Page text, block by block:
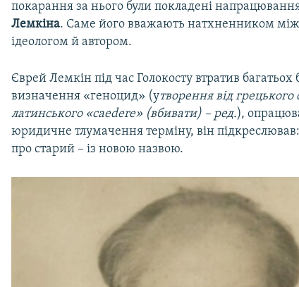
покарання за нього були покладені
Лемкіна. Саме його вважають натхненником
ідеологом й автором.
Єврей Лемкін під час Голокосту втратив
визначення «геноцид» (утворення від грецького
латинського «caedere» (вбивати) – ред.),
юридичне тлумачення терміну, він
про старий – із новою назвою.